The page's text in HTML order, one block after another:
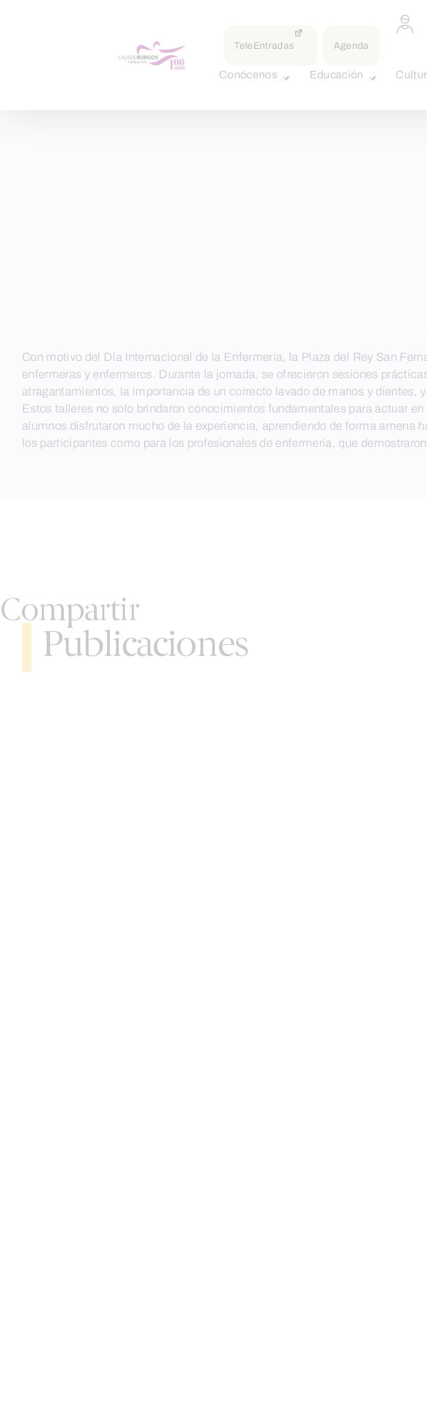
content
TeleEntradas Agenda
Acceder
a
Conócenos Educación
Con motivo del Día Internacional de la Enfermería, la Plaza del Rey San
enfermeras y enfermeros. Durante la jornada, se ofrecieron sesiones
atragantamientos, la importancia de un correcto lavado de manos y dientes,
Estos talleres no solo brindaron conocimientos fundamentales para actuar
alumnos disfrutaron mucho de la experiencia, aprendiendo de forma amena
los participantes como para los profesionales de enfermería, que
Compartir
Publicaciones